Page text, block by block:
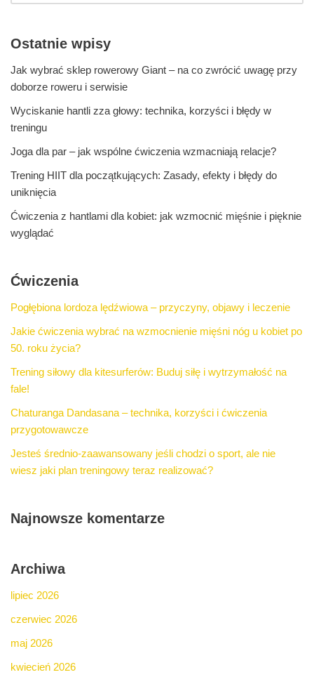
Ostatnie wpisy
Jak wybrać sklep rowerowy Giant – na co zwrócić uwagę przy
doborze roweru i serwisie
Wyciskanie hantli zza głowy: technika, korzyści i błędy w
treningu
Joga dla par – jak wspólne ćwiczenia wzmacniają relacje?
Trening HIIT dla początkujących: Zasady, efekty i błędy do
uniknięcia
Ćwiczenia z hantlami dla kobiet: jak wzmocnić mięśnie i pięknie
wyglądać
Ćwiczenia
Pogłębiona lordoza lędźwiowa – przyczyny, objawy i leczenie
Jakie ćwiczenia wybrać na wzmocnienie mięśni nóg u kobiet po
50. roku życia?
Trening siłowy dla kitesurferów: Buduj siłę i wytrzymałość na
fale!
Chaturanga Dandasana – technika, korzyści i ćwiczenia
przygotowawcze
Jesteś średnio-zaawansowany jeśli chodzi o sport, ale nie
wiesz jaki plan treningowy teraz realizować?
Najnowsze komentarze
Archiwa
lipiec 2026
czerwiec 2026
maj 2026
kwiecień 2026